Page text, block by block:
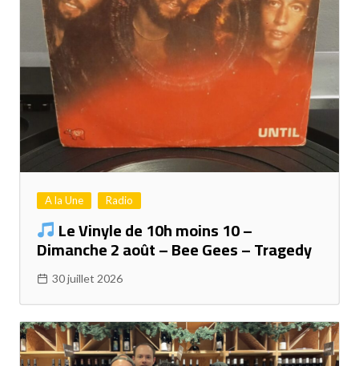
A la Une Radio
Le Vinyle de 10h moins 10 –
Dimanche 2 août – Bee Gees – Tragedy
30 juillet 2026